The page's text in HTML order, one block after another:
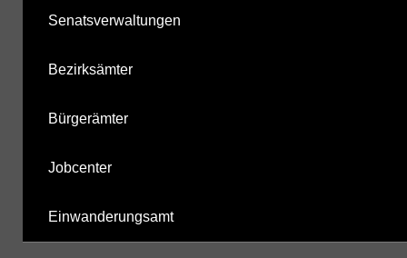
Senatsverwaltungen
Bezirksämter
Bürgerämter
Jobcenter
Einwanderungsamt